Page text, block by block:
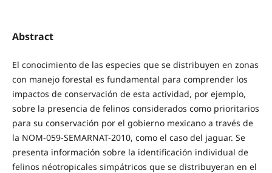
Abstract
El conocimiento de las especies que se distribuyen en zonas
con manejo forestal es fundamental para comprender los
impactos de conservación de esta actividad, por ejemplo,
sobre la presencia de felinos considerados como prioritarios
para su conservación por el gobierno mexicano a través de
la NOM-059-SEMARNAT-2010, como el caso del jaguar. Se
presenta información sobre la identificación individual de
felinos néotropicales simpátricos que se distribuyeran en el